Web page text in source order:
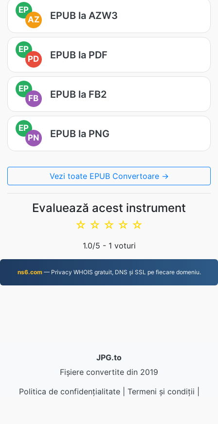
EP
AZ
EPUB la AZW3
EP
PD
EPUB la PDF
EP
FB
EPUB la FB2
EP
PN
EPUB la PNG
Vezi toate EPUB Convertoare →
Evaluează acest instrument
☆
☆
☆
☆
☆
1.0/5 - 1 voturi
ns6.com— Privacy WHOIS gratuit, DNS și SSL pe fiecare domeniu.
JPG.to
Fișiere convertite din 2019
Politica de confidențialitate| Termeni și condiții